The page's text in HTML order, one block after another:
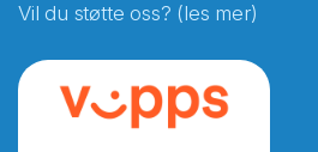
Vil du støtte oss? (les mer)